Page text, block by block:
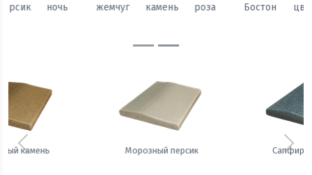
Бостон
цветок
камень
персик
ночь
жемчуг
Сапфировая ночь
Предыдущий